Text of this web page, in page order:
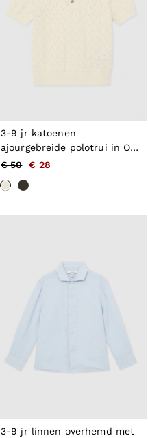
3-9 jr katoenen
ajourgebreide polotrui in Off
White
€ 50 € 28
3-9 jr linnen overhemd met